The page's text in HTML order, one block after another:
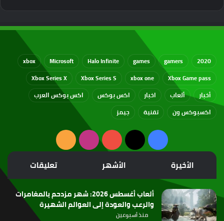
2020
gamers
games
Halo Infinite
Microsoft
xbox
Xbox Game pass
xbox one
Xbox Series S
Xbox Series X
أخبار
ألعاب اخبار اكس بوكس
اكس بوكس العرب
اكسبوكس ون
تقنية جيمز
فيسبوك
‫X
‫YouTubeانستقرامملخص
الموقع
RSS
الأخيرة الأشهر تعليقات
ألعاب أغسطس 2026: شهر مزدحم بالمغامرات
والرعب والعودة إلى العوالم الشهيرة
منذ أسبوعين